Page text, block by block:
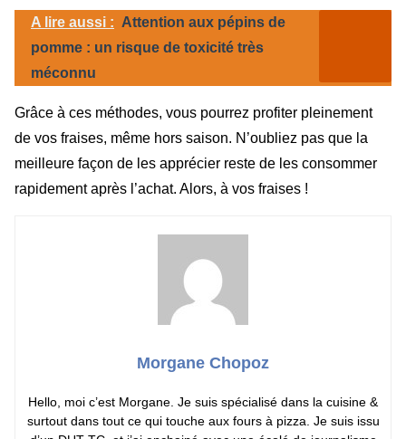
A lire aussi : Attention aux pépins de
pomme : un risque de toxicité très
méconnu
Grâce à ces méthodes, vous pourrez profiter pleinement
de vos fraises, même hors saison. N’oubliez pas que la
meilleure façon de les apprécier reste de les consommer
rapidement après l’achat. Alors, à vos fraises !
Morgane Chopoz
Hello, moi c’est Morgane. Je suis spécialisé dans la cuisine &
surtout dans tout ce qui touche aux fours à pizza. Je suis issu